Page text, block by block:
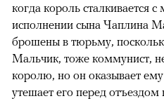
когда король сталкивается
исполнении сына Чаплина
брошены в тюрьму,
Мальчик, тоже коммунист,
королю, но он оказывает
утешает его перед